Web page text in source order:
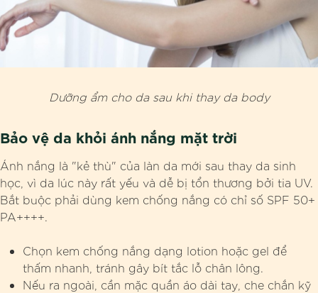
Dưỡng ẩm cho da sau khi thay da body
Bảo vệ da khỏi ánh nắng mặt trời
Ánh nắng là "kẻ thù" của làn da mới sau thay da sinh
học, vì da lúc này rất yếu và dễ bị tổn thương bởi tia UV.
Bắt buộc phải dùng kem chống nắng có chỉ số SPF 50+
PA++++.
Chọn kem chống nắng dạng lotion hoặc gel để
thấm nhanh, tránh gây bít tắc lỗ chân lông.
Nếu ra ngoài, cần mặc quần áo dài tay, che chắn kỹ